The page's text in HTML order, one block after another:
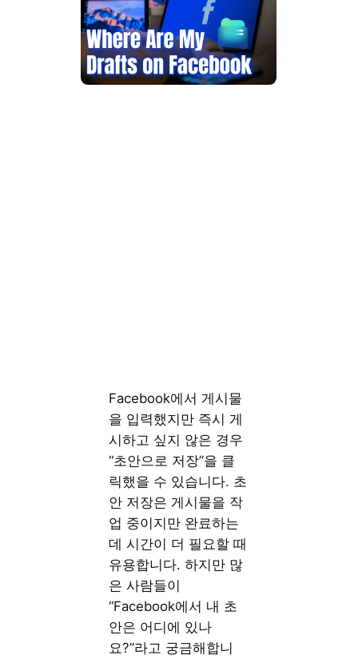
Facebook에서 게시물
을 입력했지만 즉시 게
시하고 싶지 않은 경우
“초안으로 저장”을 클
릭했을 수 있습니다. 초
안 저장은 게시물을 작
업 중이지만 완료하는
데 시간이 더 필요할 때
유용합니다. 하지만 많
은 사람들이
“Facebook에서 내 초
안은 어디에 있나
요?”라고 궁금해합니